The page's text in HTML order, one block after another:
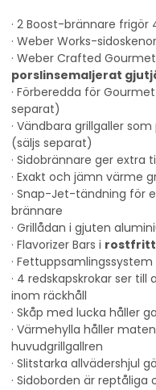
· 2 Boost-brännare frigör
· Weber Works-
· Weber Crafted
porslinsemaljerat
· Förberedda för
separat)
· Vändbara grillgaller
(säljs separat)
· Sidobrännare ger
· Exakt och jämn värme
· Snap-Jet-tändning för
brännare
· Grillådan i gjuten
· Flavorizer Bars i
·
· 4 redskapskrokar ser
inom räckhåll
· Skåp med lucka håller
· Värmehylla håller
huvudgrillgallren
· Slitstarka allvädershjul
· Sidoborden är reptåliga